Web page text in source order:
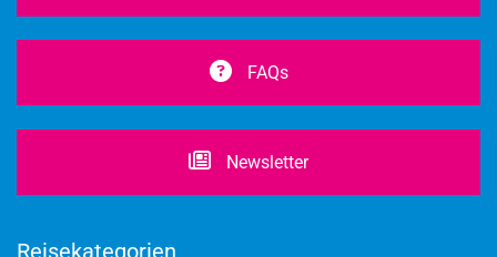
FAQs
Newsletter